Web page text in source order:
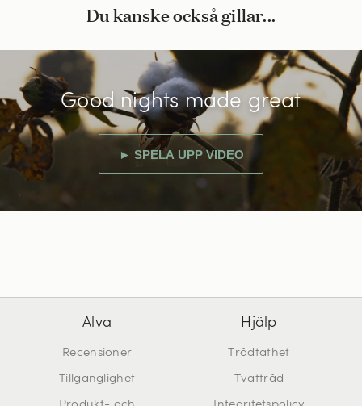
Du kanske också gillar...
Good nights made great
► SPELA UPP VIDEO
Alva
Recensioner
Tillgänglighet
Hjälp
Trådtäthet
Tvättråd